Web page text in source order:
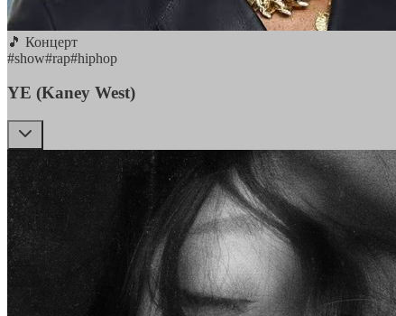
🎵 Концерт
#show#rap#hiphop
YE (Kaney West)